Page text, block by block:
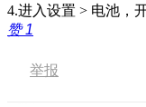
4.进入设置 > 电池，
赞1
举报